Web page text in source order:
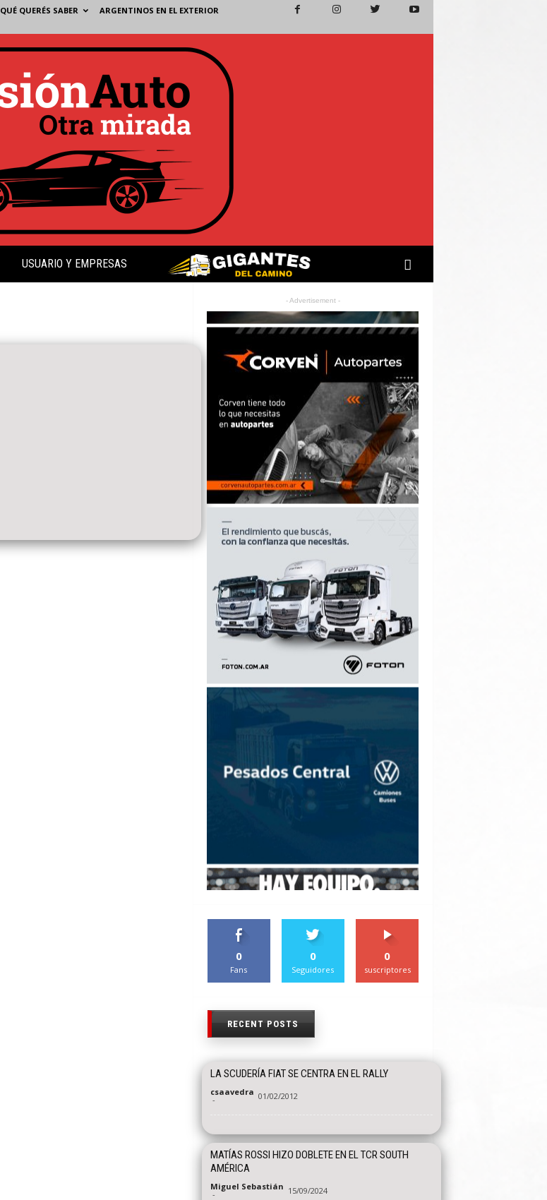
QUÉ QUERÉS SABER ARGENTINOS EN EL EXTERIOR
USUARIO Y EMPRESAS
- Advertisement -
0
Fans
0
Seguidores
0
suscriptores
RECENT POSTS
LA SCUDERÍA FIAT SE CENTRA EN EL RALLY
csaavedra
- 01/02/2012
MATÍAS ROSSI HIZO DOBLETE EN EL TCR SOUTH
AMÉRICA
Miguel Sebastián
- 15/09/2024